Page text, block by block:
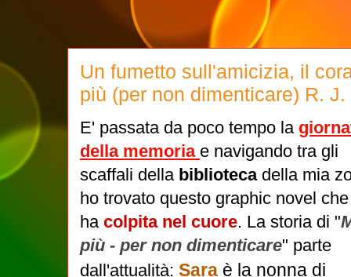
Un fumetto sull'amicizia, il
più (per non dimenticare) R.
E' passata da poco tempo la
della memoria e navigando tra gli
scaffali della biblioteca della mia
ho trovato questo graphic novel
ha colpita nel cuore. La storia di "
più - per non dimenticare" parte
dall'attualità: Sara è la nonna di